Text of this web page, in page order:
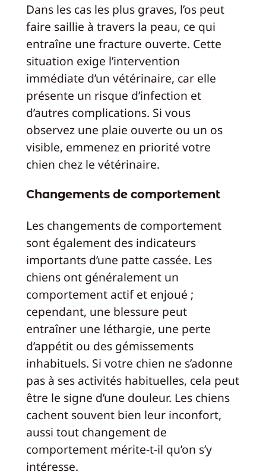
Dans les cas les plus graves, l’os peut
faire saillie à travers la peau, ce qui
entraîne une fracture ouverte. Cette
situation exige l’intervention
immédiate d’un vétérinaire, car elle
présente un risque d’infection et
d’autres complications. Si vous
observez une plaie ouverte ou un os
visible, emmenez en priorité votre
chien chez le vétérinaire.
Changements de comportement
Les changements de comportement
sont également des indicateurs
importants d’une patte cassée. Les
chiens ont généralement un
comportement actif et enjoué ;
cependant, une blessure peut
entraîner une léthargie, une perte
d’appétit ou des gémissements
inhabituels. Si votre chien ne s’adonne
pas à ses activités habituelles, cela peut
être le signe d’une douleur. Les chiens
cachent souvent bien leur inconfort,
aussi tout changement de
comportement mérite-t-il qu’on s’y
intéresse.